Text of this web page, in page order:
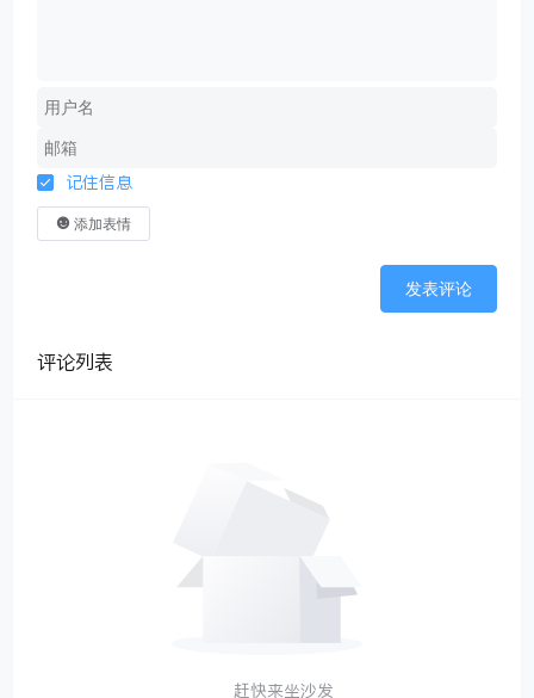
记住信息
添加表情
发表评论
评论列表
赶快来坐沙发